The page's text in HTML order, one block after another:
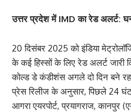
उत्तर प्रदेश में IMD का रेड अलर्ट:
20 दिसंबर 2025 को इंडिया
के कई हिस्सों के लिए रेड अलर्ट जारी
कोल्ड डे कंडीशंस अगले दो दिन बने
प्रेस रिलीज के अनुसार, पिछले 24
आगरा एयरपोर्ट, प्रयागराज, कानपुर